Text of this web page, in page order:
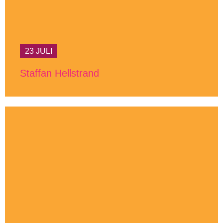
23 JULI
Staffan Hellstrand